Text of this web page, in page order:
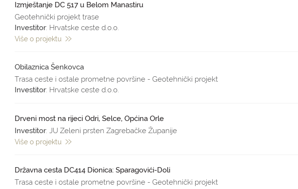
Izmještanje DC 517 u Belom Manastiru
Geotehnički projekt trase
Investitor: Hrvatske ceste d.o.o.
Više o projektu
Obilaznica Šenkovca
Trasa ceste i ostale prometne površine - Geotehnički projekt
Investitor: Hrvatske ceste d.o.o.
Drveni most na rijeci Odri, Selce, Općina Orle
Investitor: JU Zeleni prsten Zagrebačke Županije
Više o projektu
Državna cesta DC414 Dionica: Sparagovići-Doli
Trasa ceste i ostale prometne površine - Geotehnički projekt